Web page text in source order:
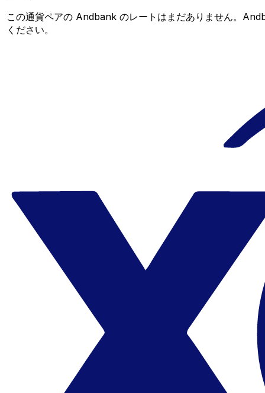
この通貨ペアの Andbank のレートはまだありません。
ください。